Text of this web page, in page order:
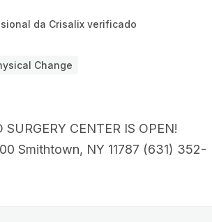
da Crisalix verificado
Change
CENTER IS OPEN!
Smithtown, NY 11787 (631) 352-